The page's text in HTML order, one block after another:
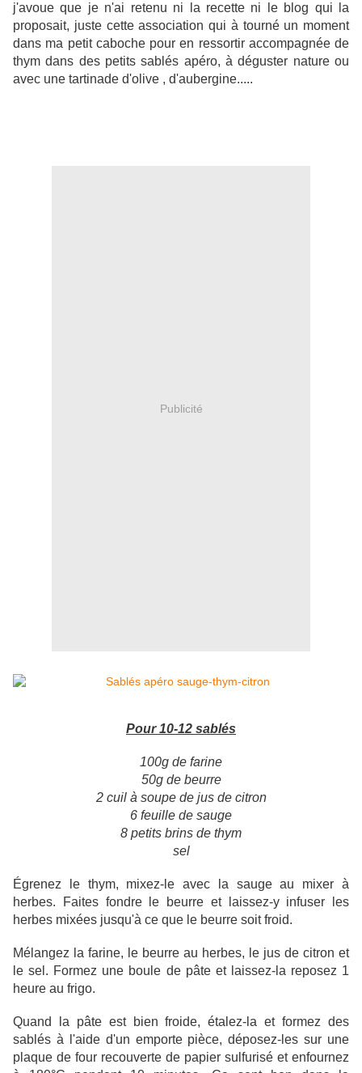
j'avoue que je n'ai retenu ni la recette ni le blog qui la
proposait, juste cette association qui à tourné un moment
dans ma petit caboche pour en ressortir accompagnée de
thym dans des petits sablés apéro, à déguster nature ou
avec une tartinade d'olive , d'aubergine.....
Publicité
Pour 10-12 sablés
100g de farine
50g de beurre
2 cuil à soupe de jus de citron
6 feuille de sauge
8 petits brins de thym
sel
Égrenez le thym, mixez-le avec la sauge au mixer à
herbes. Faites fondre le beurre et laissez-y infuser les
herbes mixées jusqu'à ce que le beurre soit froid.
Mélangez la farine, le beurre au herbes, le jus de citron et
le sel. Formez une boule de pâte et laissez-la reposez 1
heure au frigo.
Quand la pâte est bien froide, étalez-la et formez des
sablés à l'aide d'un emporte pièce, déposez-les sur une
plaque de four recouverte de papier sulfurisé et enfournez